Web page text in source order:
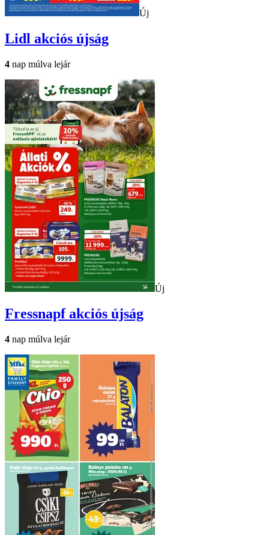
Új
Lidl akciós újság
4 nap múlva lejár
Új
Fressnapfakciós újság
4 nap múlva lejár